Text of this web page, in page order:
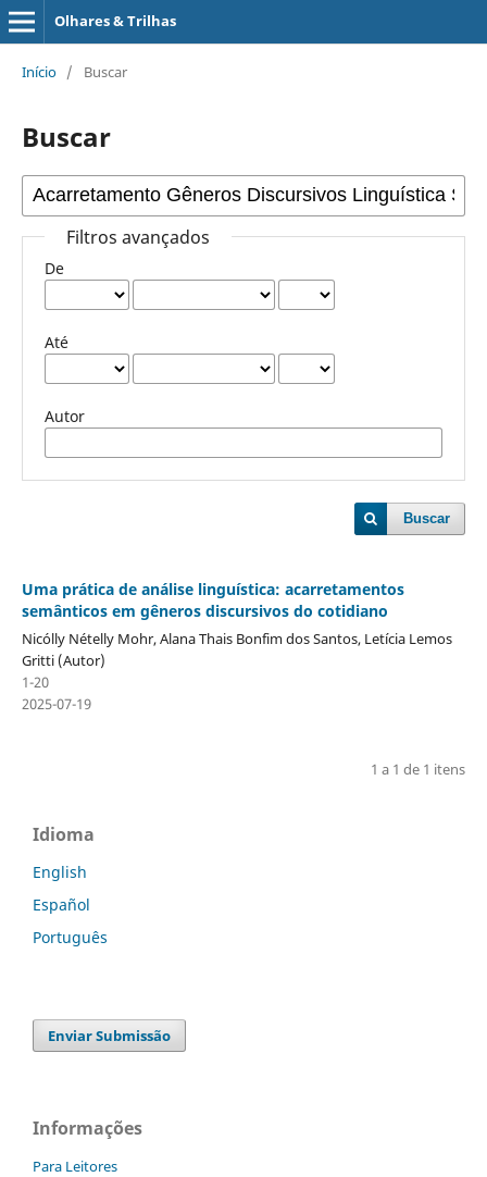
Olhares & Trilhas
Início / Buscar
Buscar
Filtros avançados
De
Até
Autor
Buscar
Uma prática de análise linguística: acarretamentos
semânticos em gêneros discursivos do cotidiano
Nicólly Nételly Mohr, Alana Thais Bonfim dos Santos, Letícia Lemos
Gritti (Autor)
1-20
2025-07-19
1 a 1 de 1 itens
Idioma
English
Español
Português
Enviar Submissão
Informações
Para Leitores